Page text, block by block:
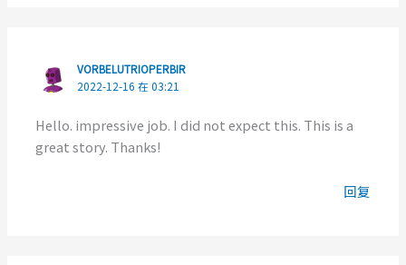
VORBELUTRIOPERBIR
2022-12-16 在 03:21
Hello. impressive job. I did not expect this. This is a
great story. Thanks!
回复